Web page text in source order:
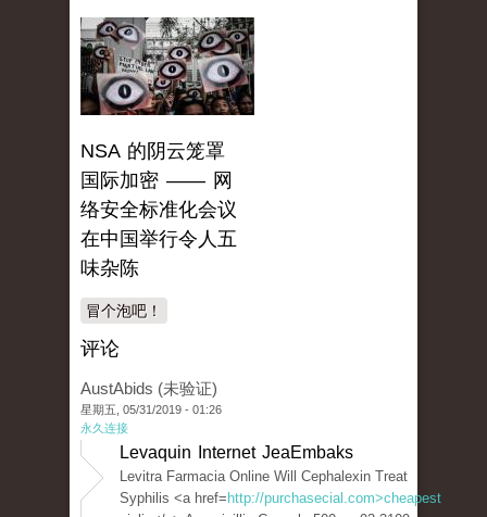
NSA 的阴云笼罩
国际加密 —— 网
络安全标准化会议
在中国举行令人五
味杂陈
冒个泡吧！
评论
AustAbids (未验证)
星期五, 05/31/2019 - 01:26
永久连接
Levaquin Internet JeaEmbaks
Levitra Farmacia Online Will Cephalexin Treat
Syphilis <a href= http://purchasecial.com>cheapest